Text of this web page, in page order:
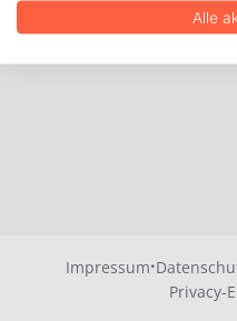
Impressum·
Privacy-
Alle